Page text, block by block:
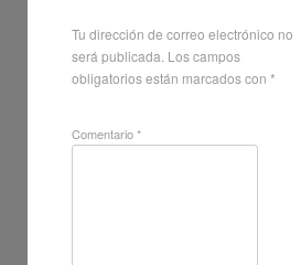
Tu dirección de correo electrónico no
será publicada. Los campos
obligatorios están marcados con *
Comentario*